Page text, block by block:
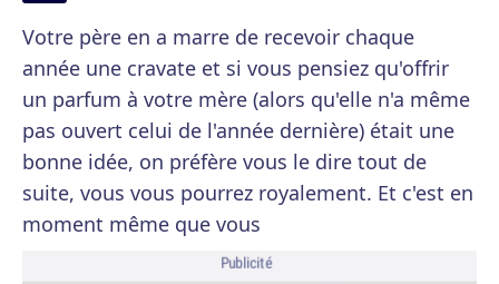
Votre père en a marre de recevoir chaque
année une cravate et si vous pensiez qu'offrir
un parfum à votre mère (alors qu'elle n'a même
pas ouvert celui de l'année dernière) était une
bonne idée, on préfère vous le dire tout de
suite, vous vous pourrez royalement. Et c'est en
moment même que vous
Publicité